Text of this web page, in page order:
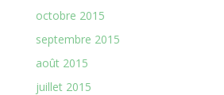
octobre 2015
septembre 2015
août 2015
juillet 2015